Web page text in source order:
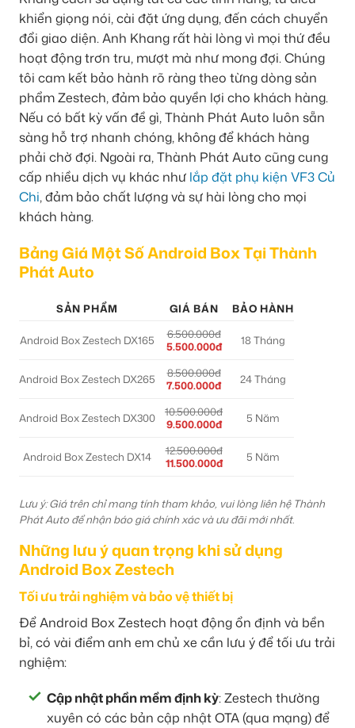
khiển giọng nói, cài đặt ứng dụng, đến cách chuyển
đổi giao diện. Anh Khang rất hài lòng vì mọi thứ đều
hoạt động trơn tru, mượt mà như mong đợi. Chúng
tôi cam kết bảo hành rõ ràng theo từng dòng sản
phẩm Zestech, đảm bảo quyền lợi cho khách hàng.
Nếu có bất kỳ vấn đề gì, Thành Phát Auto luôn sẵn
sàng hỗ trợ nhanh chóng, không để khách hàng
phải chờ đợi. Ngoài ra, Thành Phát Auto cũng cung
cấp nhiều dịch vụ khác như lắp đặt phụ kiện VF3 Củ
Chi, đảm bảo chất lượng và sự hài lòng cho mọi
khách hàng.
Bảng Giá Một Số Android Box Tại Thành
Phát Auto
SẢN PHẨM GIÁ BÁN BẢO HÀNH
Android Box Zestech DX165
6.500.000đ
5.500.000đ
18 Tháng
Android Box Zestech DX265
8.500.000đ
7.500.000đ
24 Tháng
Android Box Zestech DX300
10.500.000đ
9.500.000đ
5 Năm
Android Box Zestech DX14
12.500.000đ
11.500.000đ
5 Năm
Lưu ý: Giá trên chỉ mang tính tham khảo, vui lòng liên hệ Thành
Phát Auto để nhận báo giá chính xác và ưu đãi mới nhất.
Những lưu ý quan trọng khi sử dụng
Android Box Zestech
Tối ưu trải nghiệm và bảo vệ thiết bị
Để Android Box Zestech hoạt động ổn định và bền
bỉ, có vài điểm anh em chủ xe cần lưu ý để tối ưu trải
nghiệm:
Cập nhật phần mềm định kỳ: Zestech thường
xuyên có các bản cập nhật OTA (qua mạng) để